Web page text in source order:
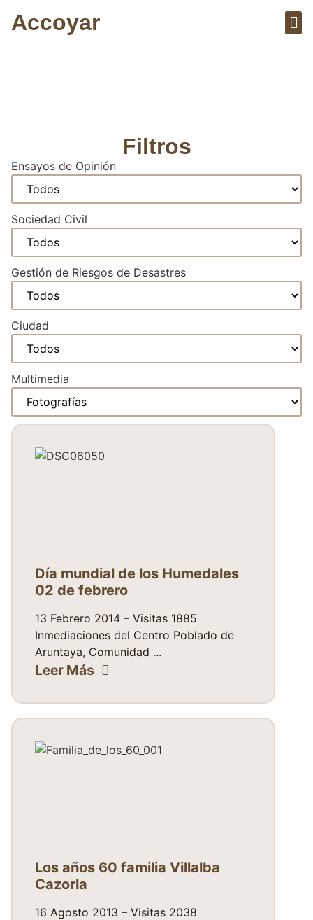
Accoyar
Filtros
Ensayos de Opinión
Sociedad Civil
Gestión de Riesgos de Desastres
Ciudad
Multimedia
Día mundial de los Humedales
02 de febrero
13 Febrero 2014 – Visitas 1885
Inmediaciones del Centro Poblado de
Aruntaya, Comunidad ...
Leer Más
Los años 60 familia Villalba
Cazorla
16 Agosto 2013 – Visitas 2038